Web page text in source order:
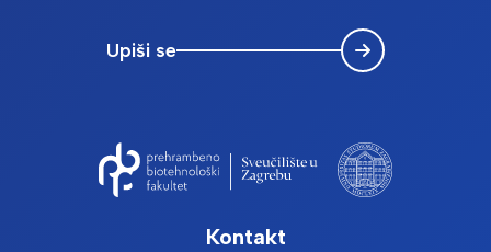
Upiši se
Kontakt